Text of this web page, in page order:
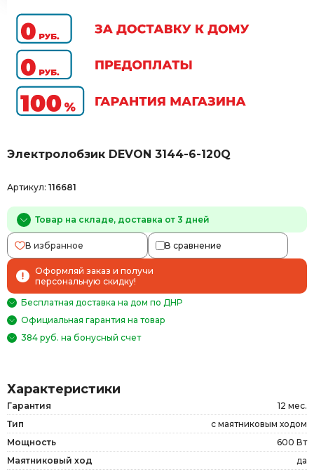
Электролобзик DEVON 3144-6-120Q
Артикул: 116681
Товар на складе, доставка от 3 дней
В избранное В сравнение
Оформляй заказ и получи
персональную скидку!
Бесплатная доставка на дом по ДНР
Официальная гарантия на товар
384 руб. на бонусный счет
Характеристики
Гарантия
12 мес.
Тип
с маятниковым ходом
Мощность
600 Вт
Маятниковый ход
да